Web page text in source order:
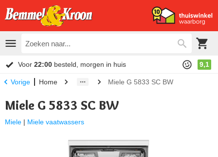
Voor 22:00 besteld, morgen in huis 9,1
Vorige Home Miele G 5833 SC BW
Miele G 5833 SC BW
Miele | Miele vaatwassers